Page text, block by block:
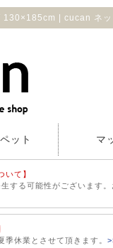
130×185cm | cucan ネ
ット マ
いて】
る可能性がございます
季休業とさせて頂きます。